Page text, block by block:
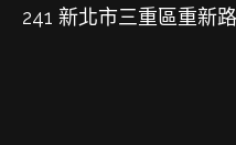
241 新北市三重區重新